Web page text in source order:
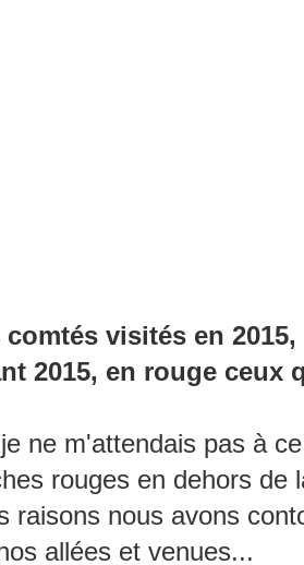
comtés visités en
2015, en rouge ceux
ne m'attendais pas à
rouges en dehors de
raisons nous avons
allées et venues...